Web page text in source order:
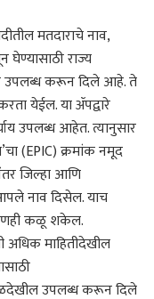
मतदाराचे नाव,
घेण्यासाठी राज्य
उपलब्ध करून दिले आहे. ते
येईल. या ॲपद्वारे
उपलब्ध आहेत. त्यानुसार
(EPIC) क्रमांक नमूद
जिल्हा आणि
नाव दिसेल. याच
कळू शकेल.
अधिक माहितीदेखील
उपलब्ध करून दिले